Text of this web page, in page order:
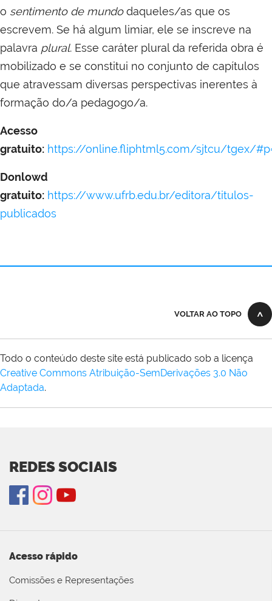
o sentimento de mundodaqueles/as que os
escrevem. Se há algum limiar, ele se inscreve na
palavra plural. Esse caráter plural da referida obra é
mobilizado e se constitui no conjunto de capítulos
que atravessam diversas perspectivas inerentes à
formação do/a pedagogo/a.
Acesso
gratuito: https://online.fliphtml5.com/sjtcu/tgex/
Donlowd
gratuito: https://www.ufrb.edu.br/editora/titulos-
publicados
VOLTAR AO TOPO
Todo o conteúdo deste site está publicado sob a licença
Creative Commons Atribuição-SemDerivações 3.0 Não
Adaptada.
REDES SOCIAIS
Acesso rápido
Comissões e Representações